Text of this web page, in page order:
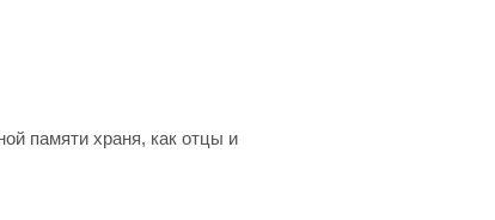
памяти храня, как отцы и